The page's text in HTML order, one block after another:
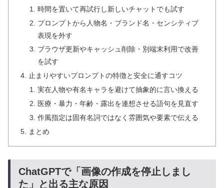
時間を置いて再試行し新しいチャットでも試す
プロンプトから人物名・ブランド名・センシティブ
表現を外す
ブラウザ更新やキャッシュ削除・別端末利用で改善
を試す
止まりやすいプロンプトの特徴と安全に通すコツ
実在人物や有名キャラを避けて抽象的に言い換える
医療・暴力・年齢・露出を連想させる語句を見直す
作風指定は固有名詞ではなく雰囲気や要素で伝える
まとめ
ChatGPTで「画像の作成を停止しまし
た」と出る主な原因